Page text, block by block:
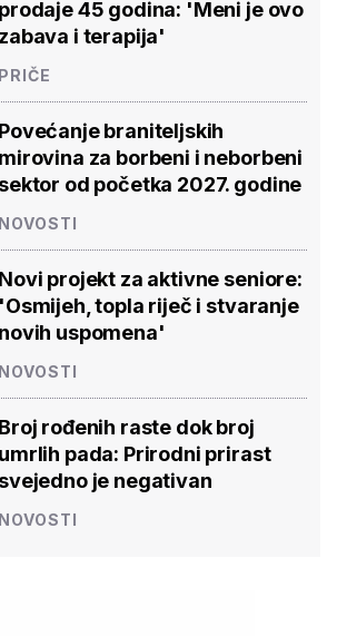
prodaje 45 godina: 'Meni je ovo
zabava i terapija'
PRIČE
Povećanje braniteljskih
mirovina za borbeni i neborbeni
od početka 2027. godine
NOVOSTI
Novi projekt za aktivne seniore:
'Osmijeh, topla riječ i stvaranje
novih uspomena'
NOVOSTI
Broj rođenih raste dok broj
umrlih pada: Prirodni prirast
je negativan
NOVOSTI